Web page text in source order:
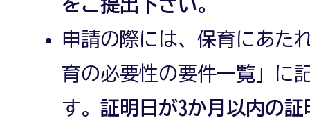
をご提出下さい。
申請の際には、保育にあた
育の必要性の要件一覧」に
す。証明日が3か月以内の